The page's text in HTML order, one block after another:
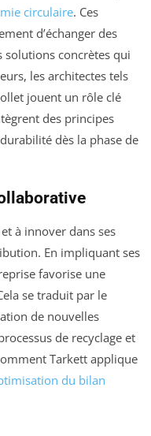
circulaire. Ces
d’échanger des
solutions concrètes qui
les architectes tels
jouent un rôle clé
des principes
dès la phase de
à innover dans ses
En impliquant ses
favorise une
se traduit par le
de nouvelles
de recyclage et
Tarkett applique
du bilan